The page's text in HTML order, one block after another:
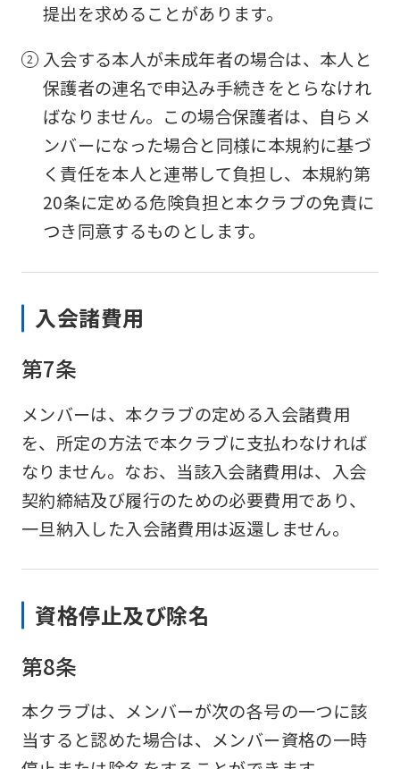
提出を求めることがあります。
入会する本人が未成年者の場合は、本人と
保護者の連名で申込み手続きをとらなけれ
ばなりません。この場合保護者は、自らメ
ンバーになった場合と同様に本規約に基づ
く責任を本人と連帯して負担し、本規約第
20条に定める危険負担と本クラブの免責に
つき同意するものとします。
入会諸費用
第7条
メンバーは、本クラブの定める入会諸費用
を、所定の方法で本クラブに支払わなければ
なりません。なお、当該入会諸費用は、入会
契約締結及び履行のための必要費用であり、
一旦納入した入会諸費用は返還しません。
資格停止及び除名
第8条
本クラブは、メンバーが次の各号の一つに該
当すると認めた場合は、メンバー資格の一時